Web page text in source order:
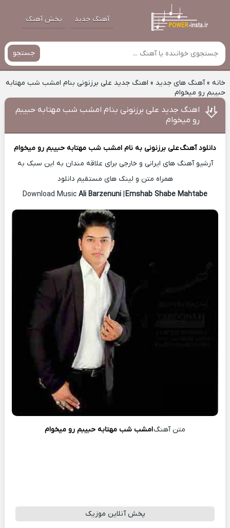
آهنگ جدید پخش آهنگ
جستجو
خانه»آهنگ های جدید » اهنگ جدید علی برزنونی بنام امشب شب مهتابه
حبیبم رو میخوام
اهنگ جدید علی برزنونی بنام امشب شب مهتابه حبیبم
رو میخوام
دانلود آهنگعلی برزنونی به نام امشب شب مهتابه حبیبم رو میخوام
آرشیو آهنگ های ایرانی و خارجی برای علاقه مندان به این سبک به
همراه متن و لینک های مستقیم دانلود
Download Music
Ali Barzenuni|Emshab Shabe Mahtabe
متن آهنگامشب شب مهتابه حبیبم رو میخوام
پخش آنلاین موزیک